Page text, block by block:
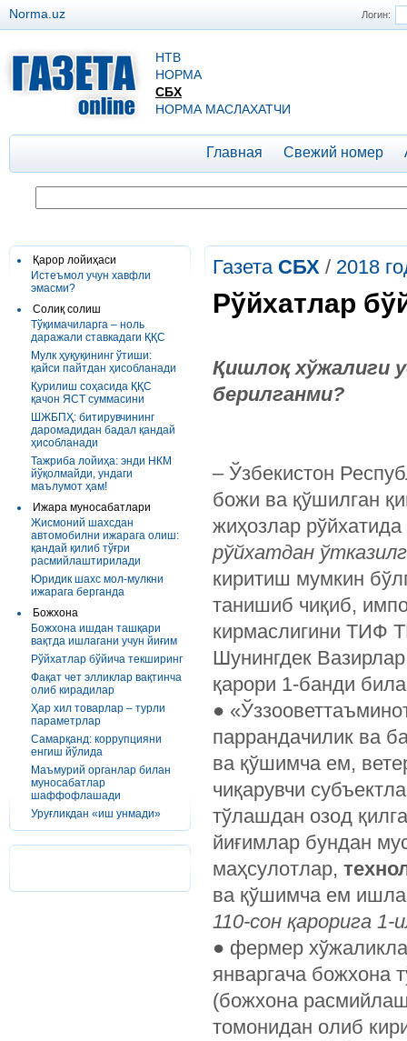
Логин:
Norma.uz
НТВ
НОРМА
СБХ
НОРМА МАСЛАХАТЧИ
Главная Свежий номер
Қарор лойиҳаси
Истеъмол учун хавфли
эмасми?
Солиқ солиш
Тўқимачиларга – ноль
даражали ставкадаги ҚҚС
Мулк ҳуқуқининг ўтиши:
қайси пайтдан ҳисобланади
Қурилиш соҳасида ҚҚС
қачон ЯСТ суммасини
ШЖБПҲ: битирувчининг
даромадидан бадал қандай
ҳисобланади
Тажриба лойиҳа: энди НКМ
йўқолмайди, ундаги
маълумот ҳам!
Ижара муносабатлари
Жисмоний шахсдан
автомобилни ижарага олиш:
қандай қилиб тўғри
расмийлаштирилади
Юридик шахс мол-мулкни
ижарага берганда
Божхона
Божхона ишдан ташқари
вақтда ишлагани учун йиғим
Рўйхатлар бўйича текширинг
Фақат чет элликлар вақтинча
олиб кирадилар
Ҳар хил товарлар – турли
параметрлар
Самарқанд: коррупцияни
енгиш йўлида
Маъмурий органлар билан
муносабатлар
шаффофлашади
Уруғликдан «иш унмади»
Газета СБХ / 2018
Рўйхатлар
Қишлоқ хўжалиги
берилганми?
– Ўзбекистон
божи ва қўшилган
жиҳозлар рўйхатида
рўйхатдан
киритиш мумкин
танишиб чиқиб,
кирмаслигини ТИФ
Шунингдек
қарори ­1-банди
●
паррандачилик ва
ва қўшимча ем,
чиқарувчи
тўлашдан озод
йиғимлар бундан
маҳсулотлар,
ва қўшимча ем
110-сон қарорига ­1-
● фермер
январгача божхона
(божхона
томонидан олиб